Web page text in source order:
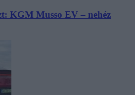
KGM Musso EV – nehéz